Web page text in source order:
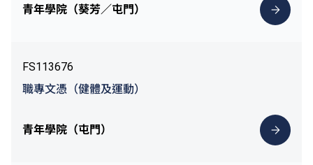
青年學院（葵芳／屯門）
FS113676
職專文憑（健體及運動）
青年學院（屯門）